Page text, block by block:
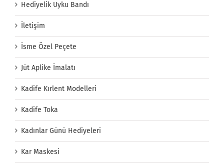
Hediyelik Uyku Bandı
İletişim
İsme Özel Peçete
Jüt Aplike İmalatı
Kadife Kırlent Modelleri
Kadife Toka
Kadınlar Günü Hediyeleri
Kar Maskesi